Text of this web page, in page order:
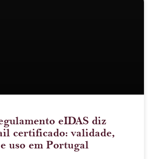
eIDAS diz
certificado: validade,
uso em Portugal